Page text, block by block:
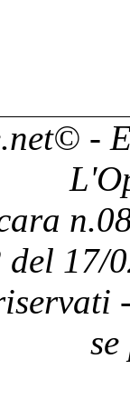
© -
del 17/